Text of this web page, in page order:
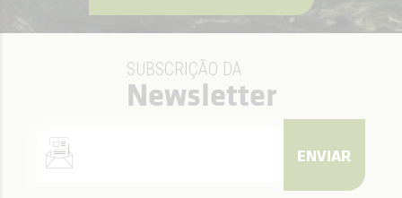
SUBSCRIÇÃO DA
Newsletter
ENVIAR